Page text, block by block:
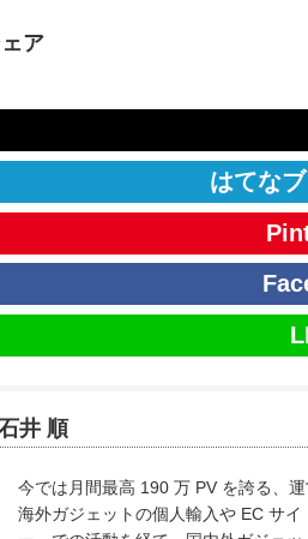
ア
はてな
井 順
今では月間最高 190 万 PV を誇る、
海外ガジェットの個人輸入や EC サ